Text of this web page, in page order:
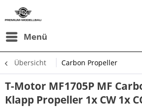
Menü
Übersicht Carbon Propeller
T-Motor MF1705P MF
Klapp Propeller 1x CW 1x